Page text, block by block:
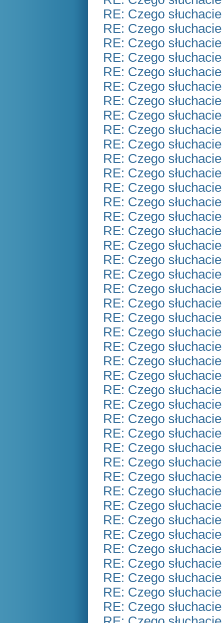
RE: Czego
RE: Czego
RE: Czego
RE: Czego
RE: Czego
RE: Czego
RE: Czego
RE: Czego
RE: Czego
RE: Czego
RE: Czego
RE: Czego
RE: Czego
RE: Czego
RE: Czego
RE: Czego
RE: Czego
RE: Czego
RE: Czego
RE: Czego
RE: Czego
RE: Czego
RE: Czego
RE: Czego
RE: Czego
RE: Czego
RE: Czego
RE: Czego
RE: Czego
RE: Czego
RE: Czego
RE: Czego
RE: Czego
RE: Czego
RE: Czego
RE: Czego
RE: Czego
RE: Czego
RE: Czego
RE: Czego
RE: Czego
RE: Czego